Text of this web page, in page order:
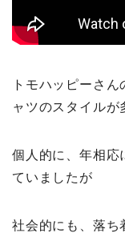
トモハッピーさ
ャツのスタイルが
個人的に、年相応
ていましたが
社会的にも、落ち